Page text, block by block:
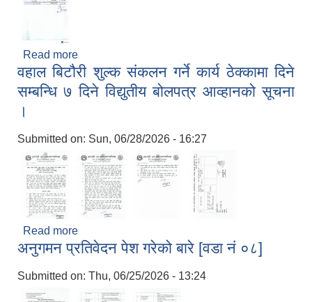
Read more
67, 70]
वहाल बिटौरी शुल्क संकलन गर्ने कार्य ठेक्कामा दिने
सम्बन्धि ७ दिने विद्युतीय बोलपत्र आव्हानको सूचना
।
Submitted on: Sun, 06/28/2026 - 16:27
Read more
सम्बन्धि ७ दिने विद्युतीय बोलपत्र आव्हानको सूचना ।
अनुगमन प्रतिवेदन पेश गरेको बारे [वडा नं ०८]
Submitted on: Thu, 06/25/2026 - 13:24